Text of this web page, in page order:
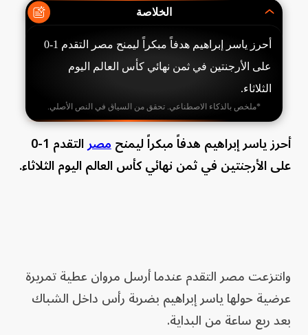
الخلاصة
أحرز ياسر إبراهيم هدفاً مبكراً ليمنح مصر التقدم 1-0
على الأرجنتين في ثمن نهائي كأس العالم اليوم
الثلاثاء.
*ملخص بالذكاء الاصطناعي. تحقق من السياق في النص الأصلي.
أحرز ياسر إبراهيم هدفاً مبكراً ليمنحمصر
التقدم 1-0
على الأرجنتين في ثمن نهائي كأس العالم اليوم الثلاثاء.
وانتزعت مصر التقدم عندما أرسل مروان عطية تمريرة
عرضية حولها ياسر إبراهيم بضربة رأس داخل الشباك
بعد ربع ساعة من البداية.